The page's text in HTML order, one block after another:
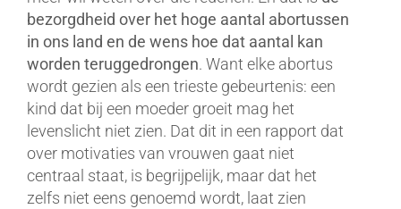
bezorgdheid over het hoge aantal abortussen
in ons land en de wens hoe dat aantal kan
worden teruggedrongen. Want elke abortus
wordt gezien als een trieste gebeurtenis: een
kind dat bij een moeder groeit mag het
levenslicht niet zien. Dat dit in een rapport dat
over motivaties van vrouwen gaat niet
centraal staat, is begrijpelijk, maar dat het
zelfs niet eens genoemd wordt, laat zien